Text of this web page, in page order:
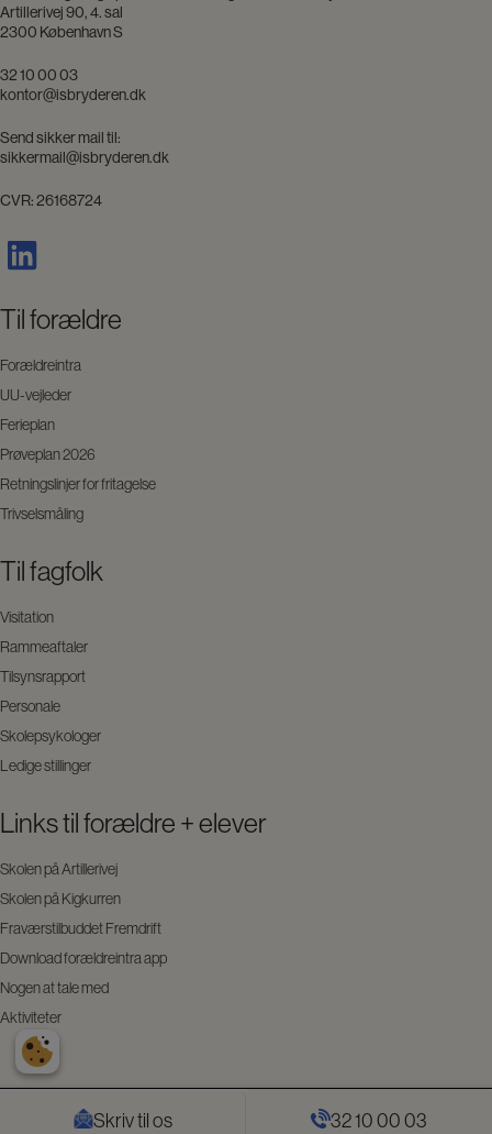
Artillerivej 90, 4. sal
2300 København S
32 10 00 03
kontor@isbryderen.dk
Send sikker mail til:
sikkermail@isbryderen.dk
CVR: 26168724
Til forældre
Forældreintra
UU-vejleder
Ferieplan
Prøveplan 2026
Retningslinjer for fritagelse
Trivselsmåling
Til fagfolk
Visitation
Rammeaftaler
Tilsynsrapport
Personale
Skolepsykologer
Ledige stillinger
Links til forældre + elever
Skolen på Artillerivej
Skolen på Kigkurren
Fraværstilbuddet Fremdrift
Download forældreintra app
Nogen at tale med
Aktiviteter
Skriv til os 32 10 00 03